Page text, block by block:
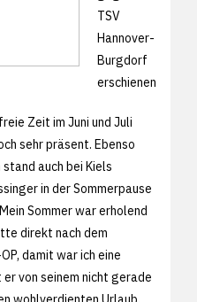
TSV
Hannover-
Burgdorf
erschienen
Zeit im Juni und Juli
sehr präsent. Ebenso
auch bei Kiels
in der Sommerpause
Sommer war erholend
direkt nach dem
damit war ich eine
von seinem nicht gerade